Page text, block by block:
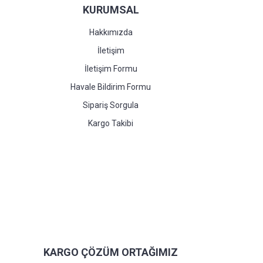
KURUMSAL
Hakkımızda
İletişim
İletişim Formu
Havale Bildirim Formu
Sipariş Sorgula
Kargo Takibi
KARGO ÇÖZÜM ORTAĞIMIZ